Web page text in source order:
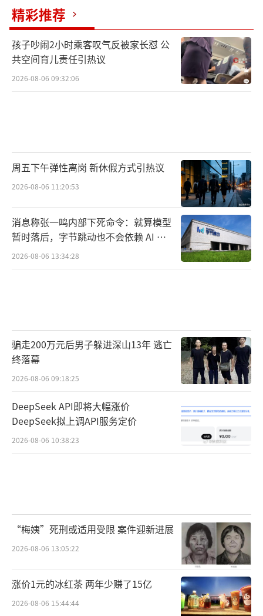
精彩推荐
孩子吵闹2小时乘客叹气反被家长怼 公
共空间育儿责任引热议
2026-08-06 09:32:06
周五下午弹性离岗 新休假方式引热议
2026-08-06 11:20:53
消息称张一鸣内部下死命令：就算模型
暂时落后，字节跳动也不会依赖 AI 蒸
馏技术
2026-08-06 13:34:28
骗走200万元后男子躲进深山13年 逃亡
终落幕
2026-08-06 09:18:25
DeepSeek API即将大幅涨价
DeepSeek拟上调API服务定价
2026-08-06 10:38:23
“梅姨”死刑或适用受限 案件迎新进展
2026-08-06 13:05:22
涨价1元的冰红茶 两年少赚了15亿
2026-08-06 15:44:44